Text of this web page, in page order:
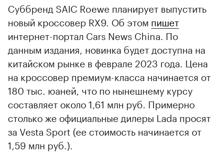
Суббренд SAIC Roewe планирует выпустить
новый кроссовер RX9. Об этом пишет
интернет-портал Cars News China. По
данным издания, новинка будет доступна на
китайском рынке в феврале 2023 года. Цена
на кроссовер премиум-класса начинается от
180 тыс. юаней, что по нынешнему курсу
составляет около 1,61 млн руб. Примерно
столько же официальные дилеры Lada просят
за Vesta Sport (ее стоимость начинается от
1,59 млн руб.).